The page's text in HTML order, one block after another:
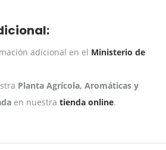
adicional en el Ministerio de
Planta Agrícola, Aromáticas y
en nuestra tienda online.